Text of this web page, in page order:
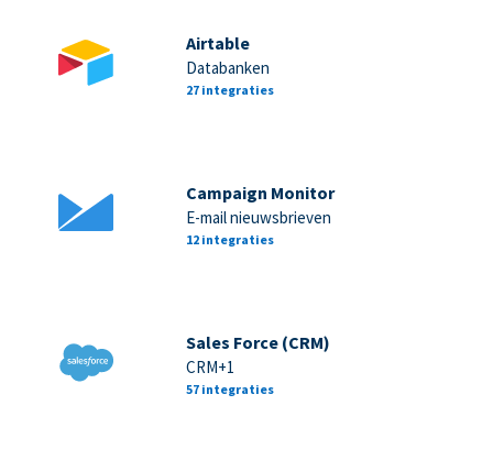
Airtable
Databanken
27 integraties
Campaign Monitor
E-mail nieuwsbrieven
12 integraties
Sales Force (CRM)
CRM+1
57 integraties